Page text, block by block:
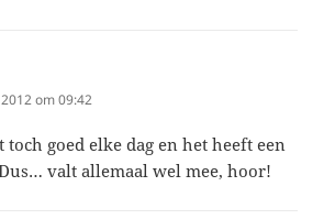
om 09:42
goed elke dag en het heeft een
valt allemaal wel mee, hoor!